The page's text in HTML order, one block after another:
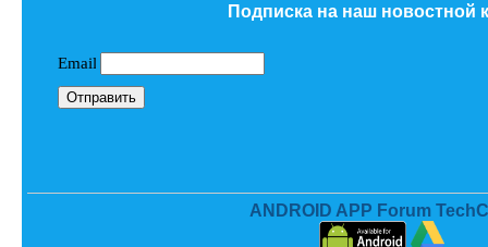
Подписка на наш новостной
ANDROID APP Forum